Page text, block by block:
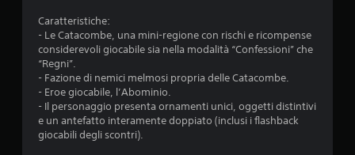
Caratteristiche:
- Le Catacombe, una mini-regione con rischi e ricompense
considerevoli giocabile sia nella modalità “Confessioni” che
“Regni”.
- Fazione di nemici melmosi propria delle Catacombe.
- Eroe giocabile, l’Abominio.
- Il personaggio presenta ornamenti unici, oggetti distintivi
e un antefatto interamente doppiato (inclusi i flashback
giocabili degli scontri).